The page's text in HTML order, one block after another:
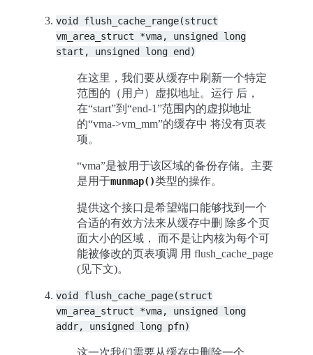
void
flush_cache_range(struct
vm_area_struct
*vma, unsigned
long
start,
unsigned long end)
在这里，我们要从缓存中刷新一个特定
范围的（用户）虚拟地址。运行 后，
在“start”到“end-1”范围内的虚拟地址
的“vma->vm_mm”的缓存中 将没有页表
项。
“vma”是被用于该区域的备份存储。主要
是用于munmap()类型的操作。
提供这个接口是希望端口能够找到一个
合适的有效方法来从缓存中删 除多个页
面大小的区域， 而不是让内核为每个可
能被修改的页表项调 用 flush_cache_page
(见下文)。
void
flush_cache_page(struct
vm_area_struct
*vma, unsigned
long
addr,
unsigned long pfn)
这一次我们需要从缓存中删除一个